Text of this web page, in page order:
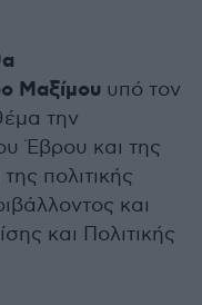
Μαξίμου υπό τον
την
Έβρου και της
πολιτικής
και
και Πολιτικής